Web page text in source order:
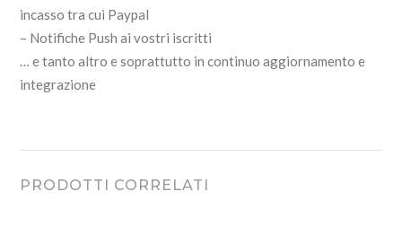
incasso tra cui Paypal
– Notifiche Push ai vostri iscritti
… e tanto altro e soprattutto in continuo aggiornamento e
integrazione
PRODOTTI CORRELATI